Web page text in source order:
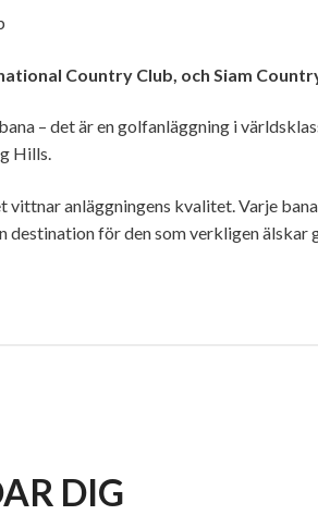
Country Club, och Siam
– det är en golfanläggning i
Hills.
vittnar anläggningens kvalitet. Varje
destination för den som verkligen älskar
DIG